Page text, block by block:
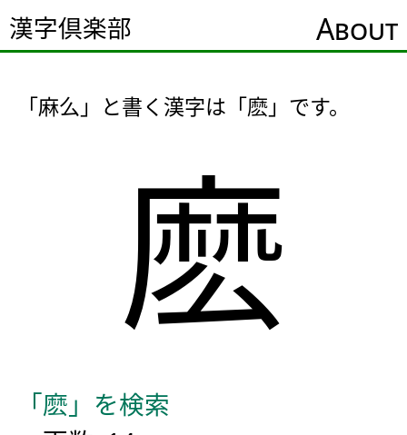
漢字倶楽部 About
「麻么」と書く漢字は「麽」です。
麽
「麽」を検索